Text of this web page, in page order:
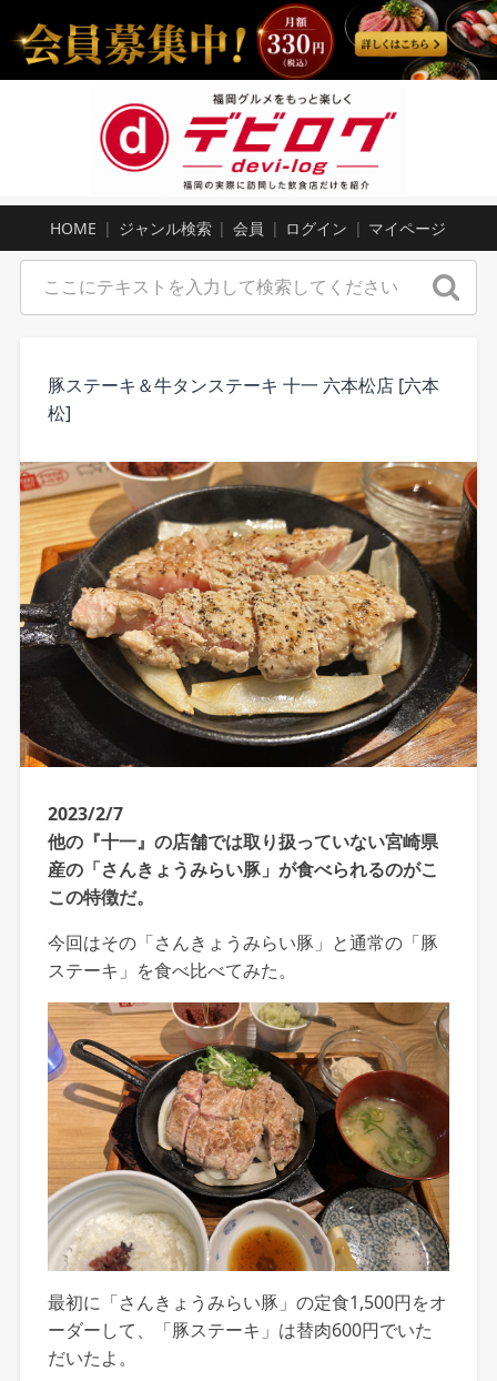
HOME ジャンル検索 会員 ログイン マイページ
豚ステーキ＆牛タンステーキ 十一 六本松店 [六本
松]
2023/2/7
他の『十一』の店舗では取り扱っていない宮崎県
産の「さんきょうみらい豚」が食べられるのがこ
この特徴だ。
今回はその「さんきょうみらい豚」と通常の「豚
ステーキ」を食べ比べてみた。
最初に「さんきょうみらい豚」の定食1,500円をオ
ーダーして、「豚ステーキ」は替肉600円でいた
だいたよ。